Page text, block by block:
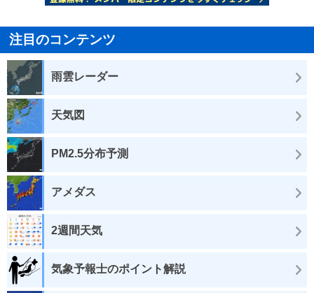
注目のコンテンツ
雨雲レーダー
天気図
PM2.5分布予測
アメダス
2週間天気
気象予報士のポイント解説